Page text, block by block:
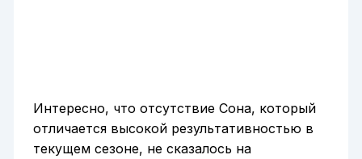
Интересно, что отсутствие Сона, который
отличается высокой результативностью в
текущем сезоне, не сказалось на